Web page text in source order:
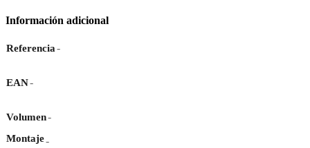
Información adicional
Referencia-
EAN-
Volumen-
Montaje-